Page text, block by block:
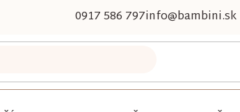
0917 586 797info@bambini.sk